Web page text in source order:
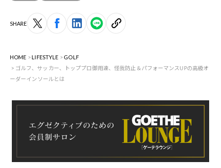
SHARE
HOME LIFESTYLE
GOLF
ゴルフ、サッカー、トッププロ御用達、怪我防止＆パフォーマンスUPの高級オ
ーダーインソールとは